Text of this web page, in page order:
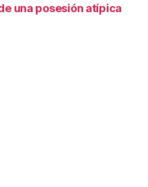
una posesión atípica